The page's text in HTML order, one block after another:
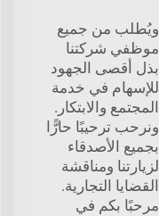
ويُطلب من جميع
موظفي شركتنا
بذل أقصى الجهود
للإسهام في خدمة
المجتمع والابتكار.
ونرحب ترحيبًا حارًّا
بجميع الأصدقاء
لزيارتنا ومناقشة
القضايا التجارية.
مرحبًا بكم في